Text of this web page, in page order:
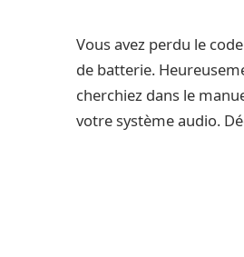
Vous avez perdu le
de batterie.
cherchiez dans le
votre système audio.